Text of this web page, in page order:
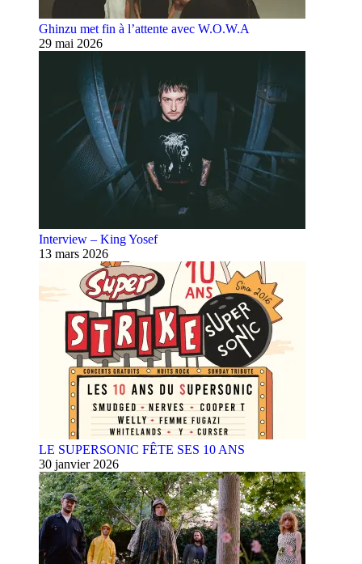
Ghinzu met fin à l’attente avec W.O.W.A
29 mai 2026
Interview – King Yosef
13 mars 2026
LE SUPERSONIC FÊTE SES 10 ANS
30 janvier 2026